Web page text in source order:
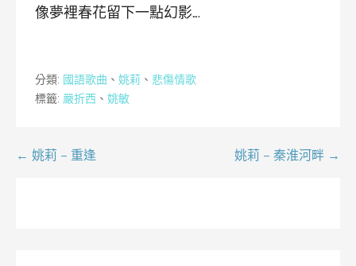
像夢裡春花留下一點幻影….
分類: 國語歌曲 、 姚莉 、 悲傷情歌
標籤: 嚴折西 、 姚敏
文← 姚莉 – 重逢 姚莉 – 秦淮河畔 →